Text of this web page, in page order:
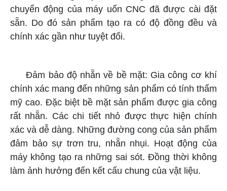
chuyển động của máy uốn CNC đã được cài đặt
sẵn. Do đó sản phẩm tạo ra có độ đồng đều và
chính xác gần như tuyệt đối.
Đảm bảo độ nhẵn về bề mặt: Gia công cơ khí
chính xác mang đến những sản phẩm có tính thẩm
mỹ cao. Đặc biệt bề mặt sản phẩm được gia công
rất nhẵn. Các chi tiết nhỏ được thực hiện chính
xác và dễ dàng. Những đường cong của sản phẩm
đảm bảo sự trơn tru, nhẵn nhụi. Hoạt động của
máy không tạo ra những sai sót. Đồng thời không
làm ảnh hưởng đến kết cấu chung của vật liệu.